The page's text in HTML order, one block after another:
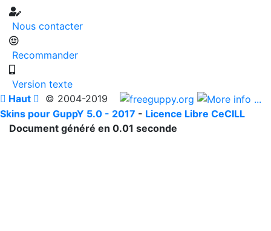
Nous contacter
Recommander
Version texte
 Haut  © 2004-2019
Skins pour GuppY 5.0 - 2017 - Licence Libre CeCILL
Document généré en 0.01 seconde